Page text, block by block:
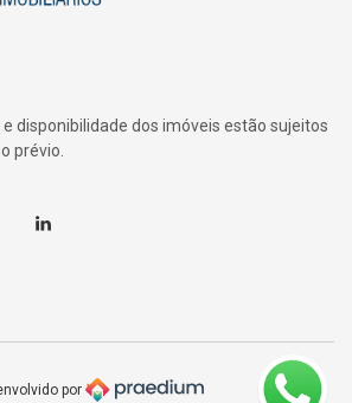
disponibilidade dos imóveis estão sujeitos
prévio.
Linkedin
por